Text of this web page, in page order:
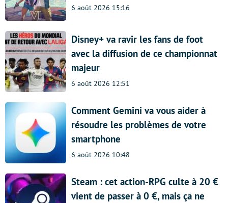
6 août 2026 15:16
Disney+ va ravir les fans de foot
avec la diffusion de ce championnat
majeur
6 août 2026 12:51
Comment Gemini va vous aider à
résoudre les problèmes de votre
smartphone
6 août 2026 10:48
Steam : cet action-RPG culte à 20 €
vient de passer à 0 €, mais ça ne